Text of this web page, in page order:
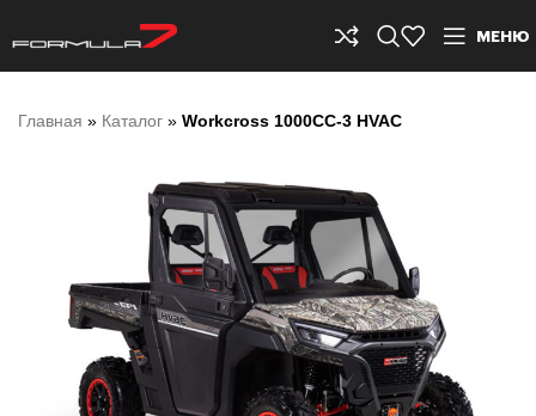
МЕНЮ
Главная » Каталог » Workcross 1000CC-3 HVAC